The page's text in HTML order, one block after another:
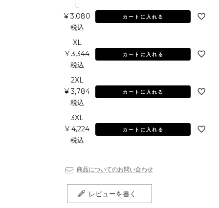
L
¥ 3,080
税込
カートに入れる
XL
¥ 3,344
税込
カートに入れる
2XL
¥ 3,784
税込
カートに入れる
3XL
¥ 4,224
税込
カートに入れる
商品についてのお問い合わせ
レビューを書く